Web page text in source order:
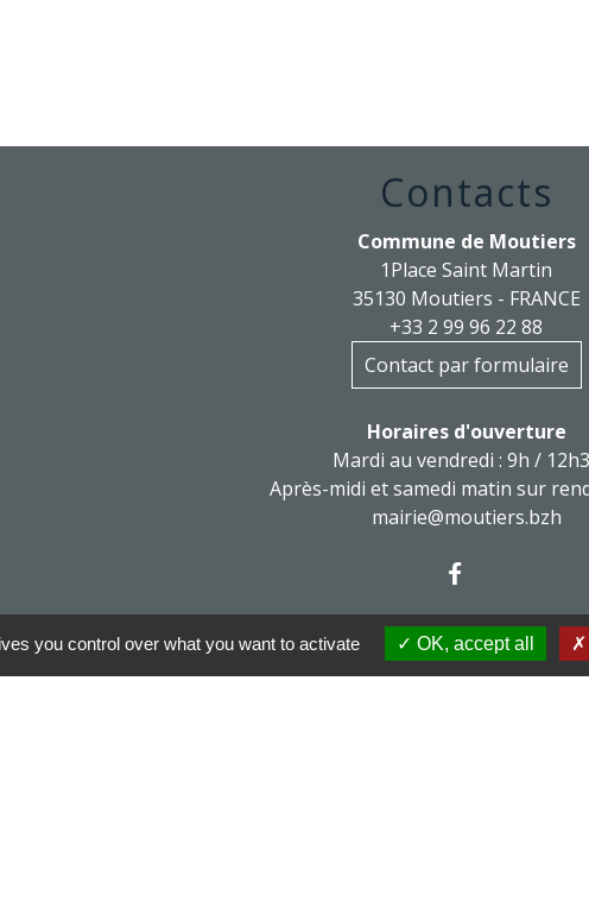
Contacts
Commune de Moutiers
1Place Saint Martin
35130 Moutiers - FRANCE
+33 2 99 96 22 88
Contact par formulaire
Horaires d'ouverture
Mardi au vendredi : 9h /
Après-midi et samedi matin sur
mairie@moutiers.bzh
you control over what you want to activate OK, accept all